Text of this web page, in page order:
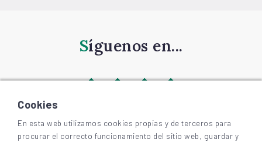
Síguenos en...
©2026 BIZKAIAGARA
Cookies
En esta web utilizamos cookies propias y de terceros para
procurar el correcto funcionamiento del sitio web, guardar y